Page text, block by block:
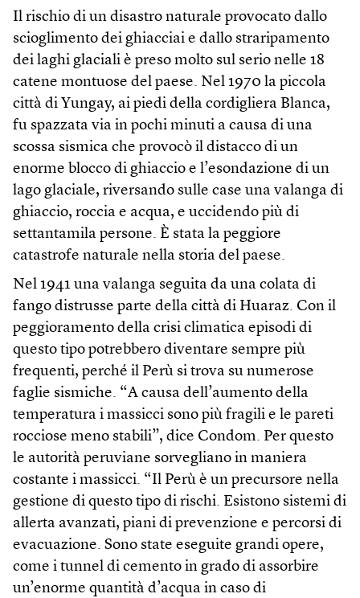
Il rischio di un disastro naturale provocato dallo
scioglimento dei ghiacciai e dallo straripamento
dei laghi glaciali è preso molto sul serio nelle 18
catene montuose del paese. Nel 1970 la piccola
città di Yungay, ai piedi della cordigliera Blanca,
fu spazzata via in pochi minuti a causa di una
scossa sismica che provocò il distacco di un
enorme blocco di ghiaccio e l’esondazione di un
lago glaciale, riversando sulle case una valanga di
ghiaccio, roccia e acqua, e uccidendo più di
settantamila persone. È stata la peggiore
catastrofe naturale nella storia del paese.
Nel 1941 una valanga seguita da una colata di
fango distrusse parte della città di Huaraz. Con il
peggioramento della crisi climatica episodi di
questo tipo potrebbero diventare sempre più
frequenti, perché il Perù si trova su numerose
faglie sismiche. “A causa dell’aumento della
temperatura i massicci sono più fragili e le pareti
rocciose meno stabili”, dice Condom. Per questo
le autorità peruviane sorvegliano in maniera
costante i massicci. “Il Perù è un precursore nella
gestione di questo tipo di rischi. Esistono sistemi di
allerta avanzati, piani di prevenzione e percorsi di
evacuazione. Sono state eseguite grandi opere,
come i tunnel di cemento in grado di assorbire
un’enorme quantità d’acqua in caso di